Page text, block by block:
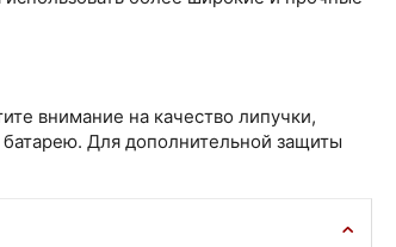
внимание на качество липучки,
Для дополнительной защиты